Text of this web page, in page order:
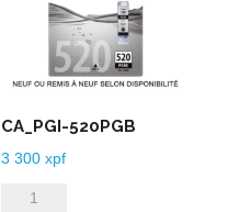
CA_PGI-520PGB
3 300xpf
quantité